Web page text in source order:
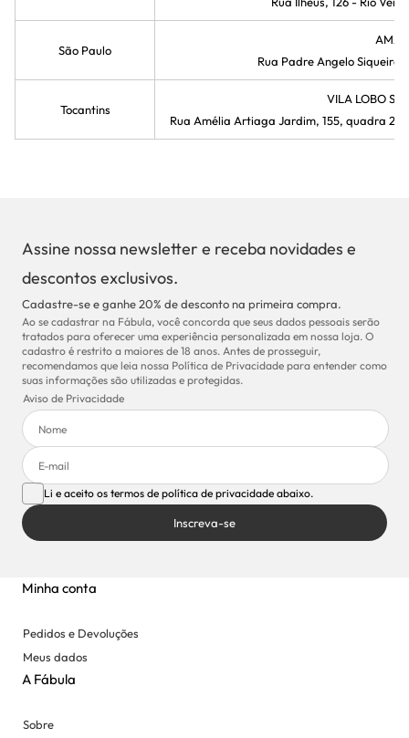
Assine nossa newsletter e receba novidades e
descontos exclusivos.
Cadastre-se e ganhe 20% de desconto na primeira compra.
Ao se cadastrar na Fábula, você concorda que seus dados pessoais serão
tratados para oferecer uma experiência personalizada em nossa loja. O
cadastro é restrito a maiores de 18 anos. Antes de prosseguir,
recomendamos que leia nossa Política de Privacidade para entender como
suas informações são utilizadas e protegidas.
Aviso de Privacidade
Li e aceito os termos de política de privacidade abaixo.
Inscreva-se
Minha conta
Pedidos e Devoluções
Meus dados
A Fábula
Sobre